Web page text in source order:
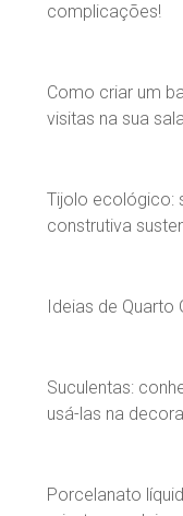
complicações!
Como criar um
visitas na sua sala
Tijolo ecológico:
construtiva
Ideias de
Suculentas:
usá-las na
Porcelanato